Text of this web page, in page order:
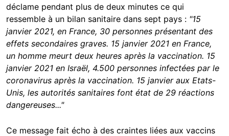
déclame pendant plus de deux minutes ce qui
ressemble à un bilan sanitaire dans sept pays : "15
janvier 2021, en France, 30 personnes présentant des
effets secondaires graves. 15 janvier 2021 en France,
un homme meurt deux heures après la vaccination. 15
janvier 2021 en Israël, 4.500 personnes infectées par le
coronavirus après la vaccination. 15 janvier aux Etats-
Unis, les autorités sanitaires font état de 29 réactions
dangereuses..."
Ce message fait écho à des craintes liées aux vaccins